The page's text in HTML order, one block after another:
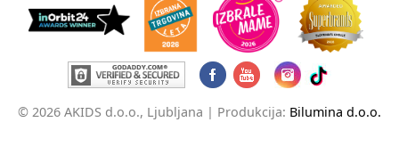
© 2026 AKIDS d.o.o., Ljubljana | Produkcija: Bilumina d.o.o.